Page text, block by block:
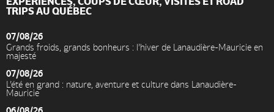
TRIPS AU QUÉBEC
07/08/26
Grands froids, grands bonheurs : l’hiver de Lanaudière-Mauricie en
majesté
07/08/26
L’été en grand : nature, aventure et culture dans Lanaudière-
Mauricie